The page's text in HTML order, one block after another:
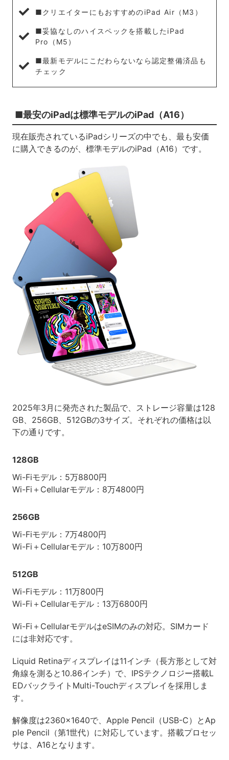
■クリエイターにもおすすめのiPad Air（M3）
■妥協なしのハイスペックを搭載したiPad
Pro（M5）
■最新モデルにこだわらないなら認定整備済品も
チェック
■最安のiPadは標準モデルのiPad（A16）
現在販売されているiPadシリーズの中でも、最も安価
に購入できるのが、標準モデルのiPad（A16）です。
2025年3月に発売された製品で、ストレージ容量は128
GB、256GB、512GBの3サイズ。それぞれの価格は以
下の通りです。
128GB
Wi-Fiモデル：5万8800円
Wi-Fi＋Cellularモデル：8万4800円
256GB
Wi-Fiモデル：7万4800円
Wi-Fi＋Cellularモデル：10万800円
512GB
Wi-Fiモデル：11万800円
Wi-Fi＋Cellularモデル：13万6800円
Wi-Fi＋CellularモデルはeSIMのみの対応。SIMカード
には非対応です。
Liquid Retinaディスプレイは11インチ（長方形として対
角線を測ると10.86インチ）で、IPSテクノロジー搭載L
EDバックライトMulti-Touchディスプレイを採用しま
す。
解像度は2360×1640で、Apple Pencil（USB-C）とAp
ple Pencil（第1世代）に対応しています。搭載プロセッ
サは、A16となります。